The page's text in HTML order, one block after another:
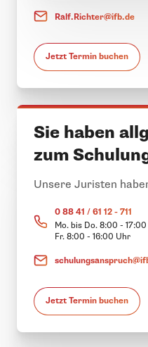
Ralf.Richter@ifb.de
Jetzt Termin buchen
Sie haben
zum
Unsere Juristen
0 88 41 / 61 12 - 711
Mo. bis Do. 8:00 -
Fr. 8:00 - 16:00 Uhr
Jetzt Termin buchen